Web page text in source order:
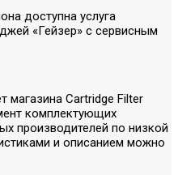
доступна услуга
«Гейзер» с сервисным
магазина Cartridge Filter
комплектующих
производителей по низкой
и описанием можно